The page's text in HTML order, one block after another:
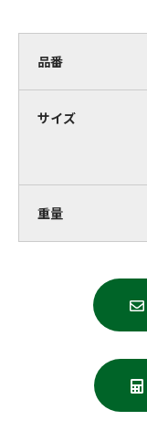
品番
サイズ
重量